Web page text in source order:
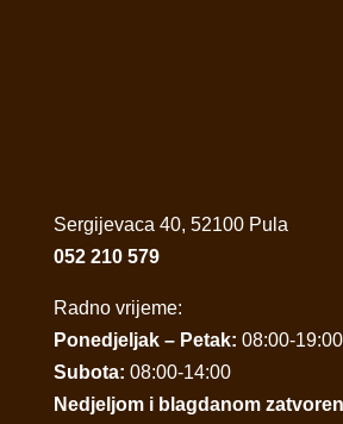
Sergijevaca 40, 52100 Pula
052 210 579
Radno vrijeme:
Ponedjeljak – Petak: 08:00-19:00
Subota: 08:00-14:00
Nedjeljom i blagdanom